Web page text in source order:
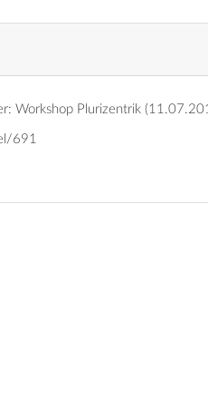
Workshop Plurizentrik
691